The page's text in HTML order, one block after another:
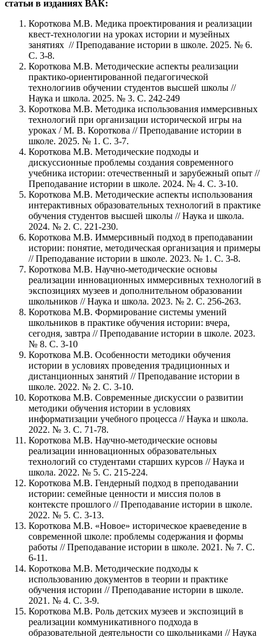
статьи в изданиях ВАК:
Короткова М.В. Медика проектирования и реализации
квест-технологии на уроках истории и музейных
занятиях // Преподавание истории в школе. 2025. № 6.
С. 3-8.
Короткова М.В. Методические аспекты реализации
практико-ориентированной педагогической
технологиив обучении студентов высшей школы //
Наука и школа. 2025. № 3. С. 242-249
Короткова М.В. Методика использования иммерсивных
технологий при организации исторической игры на
уроках / М. В. Короткова // Преподавание истории в
школе. 2025. № 1. С. 3-7.
Короткова М.В. Методические подходы и
дискуссионные проблемы создания современного
учебника истории: отечественный и зарубежный опыт //
Преподавание истории в школе. 2024. № 4. С. 3-10.
Короткова М.В. Методические аспекты использования
интерактивных образовательных технологий в практике
обучения студентов высшей школы // Наука и школа.
2024. № 2. С. 221-230.
Короткова М.В. Иммерсивный подход в преподавании
истории: понятие, методическая организация и примеры
// Преподавание истории в школе. 2023. № 1. С. 3-8.
Короткова М.В. Научно-методические основы
реализации инновационных иммерсивных технологий в
экспозициях музеев и дополнительном образовании
школьников // Наука и школа. 2023. № 2. С. 256-263.
Короткова М.В. Формирование системы умений
школьников в практике обучения истории: вчера,
сегодня, завтра // Преподавание истории в школе. 2023.
№ 8. С. 3-10
Короткова М.В. Особенности методики обучения
истории в условиях проведения традиционных и
дистанционных занятий // Преподавание истории в
школе. 2022. № 2. С. 3-10.
Короткова М.В. Современные дискуссии о развитии
методики обучения истории в условиях
информатизации учебного процесса // Наука и школа.
2022. № 3. С. 71-78.
Короткова М.В. Научно-методические основы
реализации инновационных образовательных
технологий со студентами старших курсов // Наука и
школа. 2022. № 5. С. 215-224.
Короткова М.В. Гендерный подход в преподавании
истории: семейные ценности и миссия полов в
контексте прошлого // Преподавание истории в школе.
2022. № 5. С. 3-13.
Короткова М.В. «Новое» историческое краеведение в
современной школе: проблемы содержания и формы
работы // Преподавание истории в школе. 2021. № 7. С.
6-11.
Короткова М.В. Методические подходы к
использованию документов в теории и практике
обучения истории // Преподавание истории в школе.
2021. № 4. С. 3-9.
Короткова М.В. Роль детских музеев и экспозиций в
реализации коммуникативного подхода в
образовательной деятельности со школьниками // Наука